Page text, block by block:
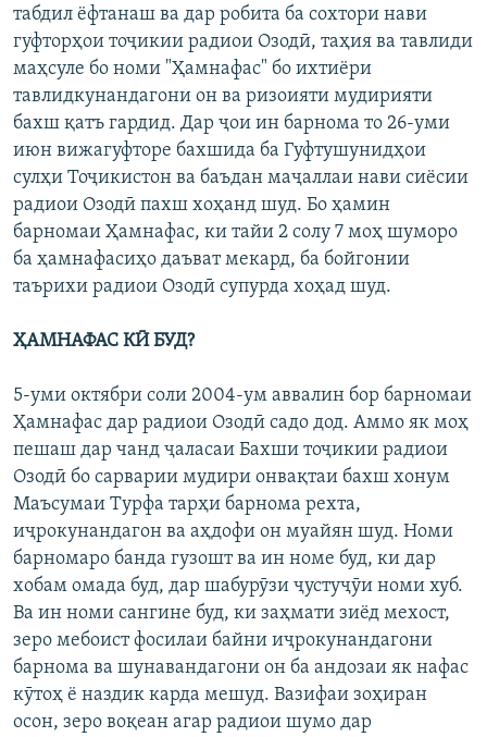
табдил ёфтанаш ва дар робита ба сохтори нави
гуфторҳои тоҷикии радиои Озодӣ, таҳия ва тавлиди
маҳсуле бо номи "Ҳамнафас" бо ихтиёри
тавлидкунандагони он ва ризоияти мудирияти
бахш қатъ гардид. Дар ҷои ин барнома то 26-уми
июн вижагуфторе бахшида ба Гуфтушунидҳои
сулҳи Тоҷикистон ва баъдан маҷаллаи нави сиёсии
радиои Озодӣ пахш хоҳанд шуд. Бо ҳамин
барномаи Ҳамнафас, ки тайи 2 солу 7 моҳ шуморо
ба ҳамнафасиҳо даъват мекард, ба бойгонии
таърихи радиои Озодӣ супурда хоҳад шуд.
ҲАМНАФАС КӢ БУД?
5-уми октябри соли 2004-ум аввалин бор барномаи
Ҳамнафас дар радиои Озодӣ садо дод. Аммо як моҳ
пешаш дар чанд ҷаласаи Бахши тоҷикии радиои
Озодӣ бо сарварии мудири онвақтаи бахш хонум
Маъсумаи Турфа тарҳи барнома рехта,
иҷрокунандагон ва аҳдофи он муайян шуд. Номи
барномаро банда гузошт ва ин номе буд, ки дар
хобам омада буд, дар шабурӯзи ҷустуҷӯи номи хуб.
Ва ин номи сангине буд, ки заҳмати зиёд мехост,
зеро мебоист фосилаи байни иҷрокунандагони
барнома ва шунавандагони он ба андозаи як нафас
кӯтоҳ ё наздик карда мешуд. Вазифаи зоҳиран
осон, зеро воқеан агар радиои шумо дар